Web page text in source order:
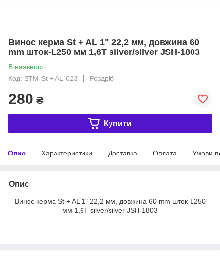
Винос керма St + AL 1" 22,2 мм, довжина 60
mm шток-L250 мм 1,6T silver/silver JSH-1803
В наявності
Код: STM-St + AL-023
Роздріб
280 ₴
Купити
Опис Характеристики Доставка Оплата Умови
Опис
Винос керма St + AL 1" 22,2 мм, довжина 60 mm шток-L250
мм 1,6T silver/silver JSH-1803